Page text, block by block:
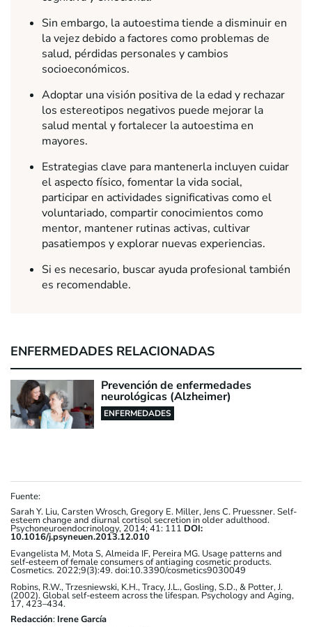
Sin embargo, la autoestima tiende a disminuir en
la vejez debido a factores como problemas de
salud, pérdidas personales y cambios
socioeconómicos.
Adoptar una visión positiva de la edad y rechazar
los estereotipos negativos puede mejorar la
salud mental y fortalecer la autoestima en
mayores.
Estrategias clave para mantenerla incluyen cuidar
el aspecto físico, fomentar la vida social,
participar en actividades significativas como el
voluntariado, compartir conocimientos como
mentor, mantener rutinas activas, cultivar
pasatiempos y explorar nuevas experiencias.
Si es necesario, buscar ayuda profesional también
es recomendable.
ENFERMEDADES RELACIONADAS
Prevención de enfermedades
neurológicas (Alzheimer)
ENFERMEDADES
Fuente:
Sarah Y. Liu, Carsten Wrosch, Gregory E. Miller, Jens C. Pruessner. Self-
esteem change and diurnal cortisol secretion in older adulthood.
Psychoneuroendocrinology, 2014; 41: 111 DOI:
10.1016/j.psyneuen.2013.12.010
Evangelista M, Mota S, Almeida IF, Pereira MG. Usage patterns and
self-esteem of female consumers of antiaging cosmetic products.
Cosmetics. 2022;9(3):49. doi:10.3390/cosmetics9030049
Robins, R.W., Trzesniewski, K.H., Tracy, J.L., Gosling, S.D., & Potter, J.
(2002). Global self-esteem across the lifespan. Psychology and Aging,
17, 423–434.
Redacción: Irene García